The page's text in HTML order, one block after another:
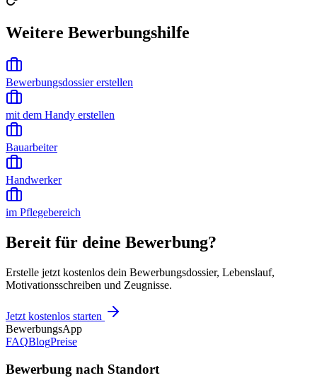
Weitere Bewerbungshilfe
Bewerbungsdossier erstellen
mit dem Handy erstellen
Bauarbeiter
Handwerker
im Pflegebereich
Bereit für deine Bewerbung?
Erstelle jetzt kostenlos dein Bewerbungsdossier, Lebenslauf,
Motivationsschreiben und Zeugnisse.
Jetzt kostenlos starten
BewerbungsApp
FAQBlogPreise
Bewerbung nach Standort